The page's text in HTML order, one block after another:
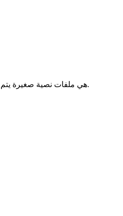
ملفات الارتباط (Cookies) هي ملفات نصية صغيرة يتم وضعها على جهازك عند زيارة موقعنا الإلكتروني. تُستخدم على نطاق واسع لجعلمواقع الويب تعمل بكفاءة أكبر وتوفير المعلومات لأصحاب المواقع.